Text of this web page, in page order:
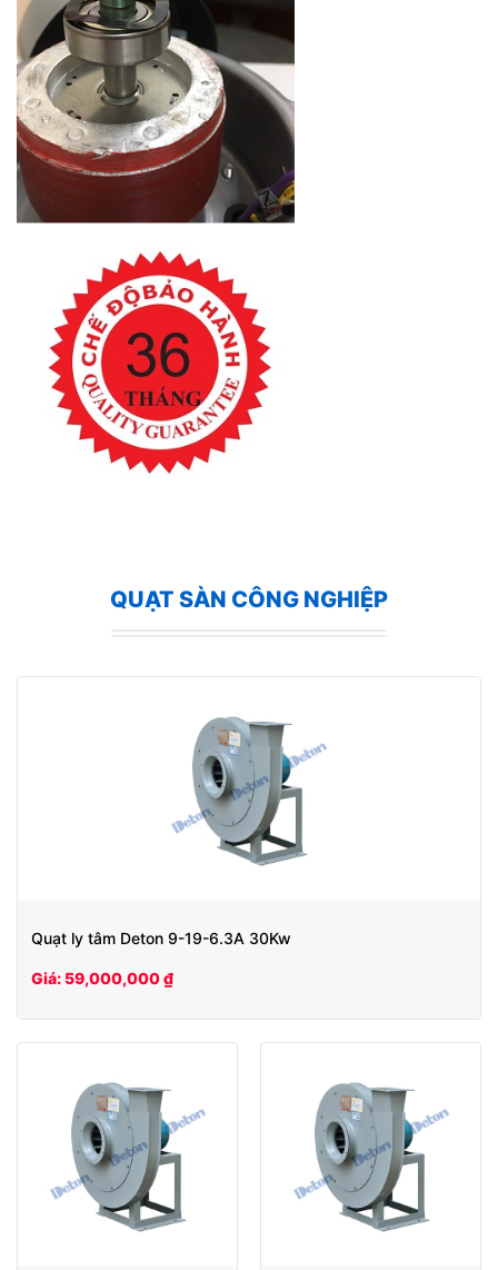
QUẠT SÀN CÔNG NGHIỆP
Quạt ly tâm Deton 9-19-6.3A 30Kw
Giá: 59,000,000 ₫